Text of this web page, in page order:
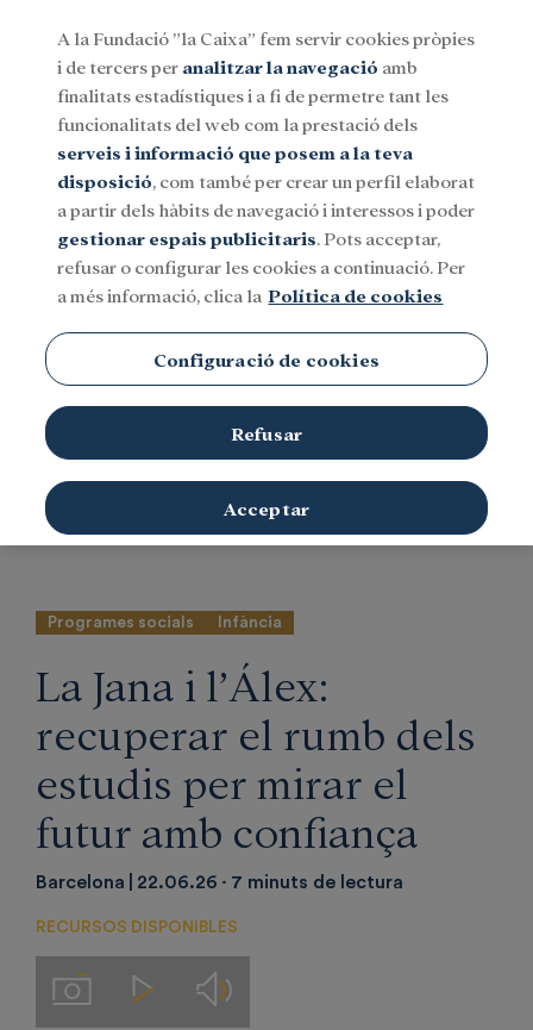
Menu
SocialInvestigació i bequesCultura
L'Àlex i la Jana, usuaris del programa CaixaProinfància de la
Fundació ”la Caixa”, durant una classe de reforç a la Fundació
TriniJove. © Fundació ”la Caixa”
Programes socials Infància
La Jana i l’Álex:
recuperar el rumb dels
estudis per mirar el
futur amb confiança
Barcelona 22.06.26 7 minuts de lectura
RECURSOS DISPONIBLES
ImágenesVideos
A la Fundació ”la Caixa” fem servir cookies pròpies
i de tercers per analitzar la navegació amb
finalitats estadístiques i a fi de permetre tant les
funcionalitats del web com la prestació dels
serveis i informació que posem a la teva
disposició, com també per crear un perfil elaborat
a partir dels hàbits de navegació i interessos i poder
gestionar espais publicitaris. Pots acceptar,
refusar o configurar les cookies a continuació. Per
a més informació, clica la Política de cookies
Configuració de cookies
Refusar
Acceptar